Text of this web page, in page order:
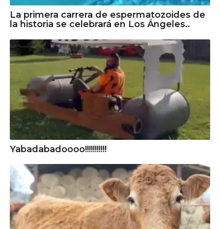
La primera carrera de espermatozoides de
la historia se celebrará en Los Ángeles..
Yabadabadoooo!!!!!!!!!!!